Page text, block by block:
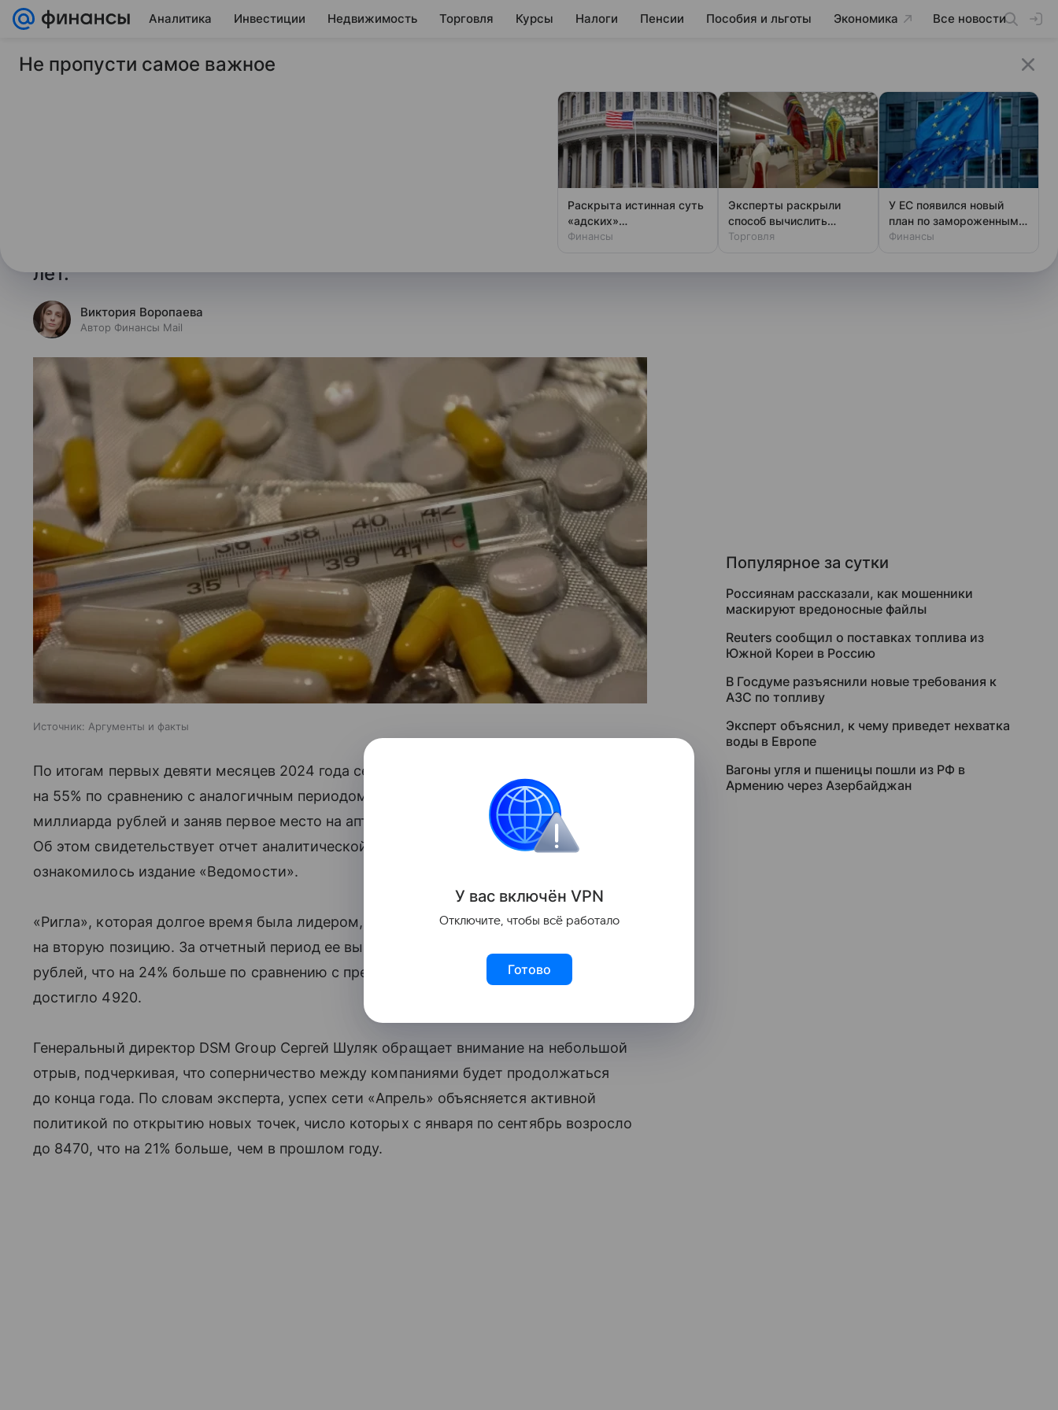
Аналитика Инвестиции Недвижимость Торговля Курсы Налоги Пенсии Пособия и льготы Экономика Все новости
26 ноября 2024 Финансы Mail
Впервые за пять лет на рынке аптек
Как сообщили «Ведомости» со ссылкой на аналитиков DSM
Group, благодаря интенсивному открытию новых торговых точек
сеть «Апрель» обошла по выручке «Риглу» — фаворита прошлых
лет.
Виктория Воропаева
Автор Финансы Mail
Источник: Аргументы и факты
По итогам первых девяти месяцев 2024 года сеть «Апрель» увеличила свою
на 55% по сравнению с аналогичным периодом прошлого года, достигнув 136,4
миллиарда рублей и заняв первое место на аптечном рынке по объемам продаж.
Об этом свидетельствует отчет аналитической компании DSM Group, с которым
ознакомилось издание «Ведомости».
«Ригла», которая долгое время была лидером, впервые с 2018 года переместилась
на вторую позицию. За отчетный период ее выручка составила 136,2 миллиарда
рублей, что на 24% больше по сравнению с предыдущим годом, а количество аптек
достигло 4920.
Генеральный директор DSM Group Сергей Шуляк обращает внимание на небольшой
отрыв, подчеркивая, что соперничество между компаниями будет продолжаться
до конца года. По словам эксперта, успех сети «Апрель» объясняется активной
политикой по открытию новых точек, число которых с января по сентябрь возросло
до 8470, что на 21% больше, чем в прошлом году.
Популярное за сутки
Россиянам рассказали, как мошенники
маскируют вредоносные файлы
Reuters сообщил о поставках топлива из
Южной Кореи в Россию
В Госдуме разъяснили новые требования к
АЗС по топливу
Эксперт объяснил, к чему приведет нехватка
воды в Европе
Вагоны угля и пшеницы пошли из РФ в
Армению через Азербайджан
Не пропусти самое важное
Раскрыта истинная суть
«адских»
антироссийских санкций
Финансы
Эксперты раскрыли
способ вычислить
фальшивый люкс за
Торговля
У ЕС появился новый
план по замороженным
активам России
Финансы
У вас включён VPN
Отключите, чтобы всё работало
Готово